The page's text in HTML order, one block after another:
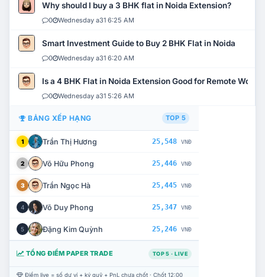
Why should I buy a 3 BHK flat in Noida Extension?
0 Wednesday a31 6:25 AM
Smart Investment Guide to Buy 2 BHK Flat in Noida
0 Wednesday a31 6:20 AM
Is a 4 BHK Flat in Noida Extension Good for Remote Work?
0 Wednesday a31 5:26 AM
BẢNG XẾP HẠNG TOP 5
1 Trần Thị Hương 25,548 VNĐ
2 Võ Hữu Phong 25,446 VNĐ
3 Trần Ngọc Hà 25,445 VNĐ
4 Võ Duy Phong 25,347 VNĐ
5 Đặng Kim Quỳnh 25,246 VNĐ
TỔNG ĐIỂM PAPER TRADE TOP 5 · LIVE
Điểm live = số dư ví + ký quỹ + PnL chưa chốt · Chốt 12:00